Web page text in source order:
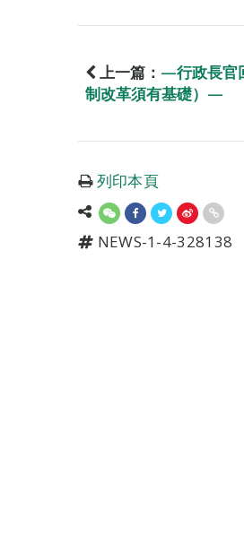
上一篇： —行政長官
制改革須有基礎）—
列印本頁
NEWS-1-4-328138